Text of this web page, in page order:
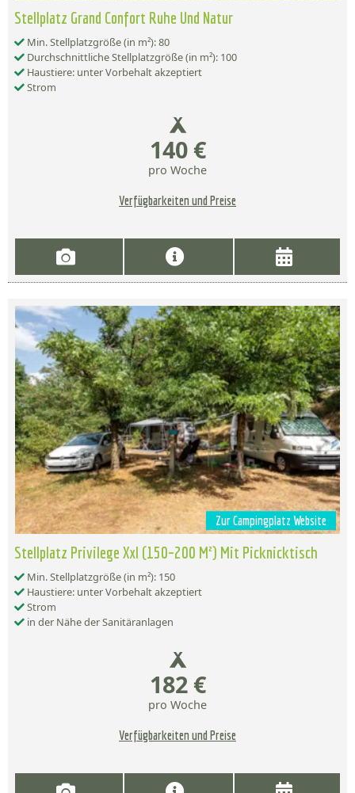
Stellplatz Grand Confort Ruhe Und Natur
Min. Stellplatzgröße (in m²): 80
Durchschnittliche Stellplatzgröße (in m²): 100
Haustiere: unter Vorbehalt akzeptiert
Strom
140 €
pro Woche
Verfügbarkeiten und Preise
Zur Campingplatz Website
Stellplatz Privilege Xxl (150–200 M²) Mit Picknicktisch
Min. Stellplatzgröße (in m²): 150
Haustiere: unter Vorbehalt akzeptiert
Strom
in der Nähe der Sanitäranlagen
182 €
pro Woche
Verfügbarkeiten und Preise